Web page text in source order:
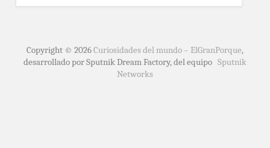
Copyright © 2026Curiosidades del mundo – ElGranPorque,
desarrollado por Sputnik Dream Factory, del equipo Sputnik
Networks